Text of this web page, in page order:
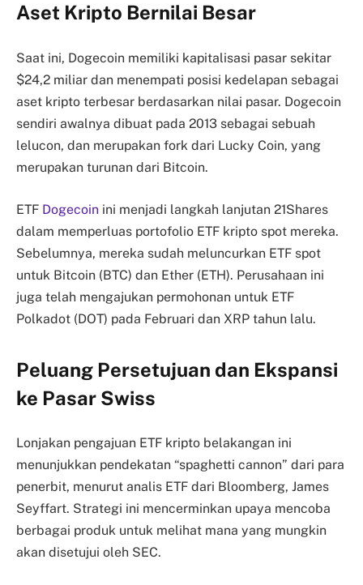
Aset Kripto Bernilai Besar
Saat ini, Dogecoin memiliki kapitalisasi pasar sekitar
$24,2 miliar dan menempati posisi kedelapan sebagai
aset kripto terbesar berdasarkan nilai pasar. Dogecoin
sendiri awalnya dibuat pada 2013 sebagai sebuah
lelucon, dan merupakan fork dari Lucky Coin, yang
merupakan turunan dari Bitcoin.
ETF Dogecoin ini menjadi langkah lanjutan 21Shares
dalam memperluas portofolio ETF kripto spot mereka.
Sebelumnya, mereka sudah meluncurkan ETF spot
untuk Bitcoin (BTC) dan Ether (ETH). Perusahaan ini
juga telah mengajukan permohonan untuk ETF
Polkadot (DOT) pada Februari dan XRP tahun lalu.
Peluang Persetujuan dan Ekspansi
ke Pasar Swiss
Lonjakan pengajuan ETF kripto belakangan ini
menunjukkan pendekatan “spaghetti cannon” dari para
penerbit, menurut analis ETF dari Bloomberg, James
Seyffart. Strategi ini mencerminkan upaya mencoba
berbagai produk untuk melihat mana yang mungkin
akan disetujui oleh SEC.